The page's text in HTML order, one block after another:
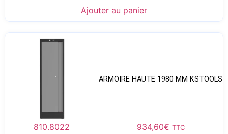
Ajouter au panier
ARMOIRE HAUTE 1980 MM KSTOOLS
810.8022 934,60€ TTC